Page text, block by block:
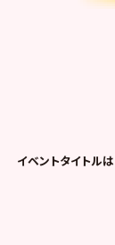
イベントタイトルは